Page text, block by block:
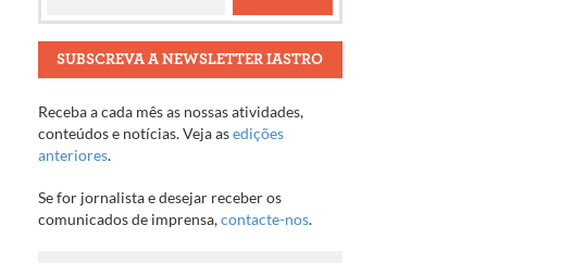
SUBSCREVA A NEWSLETTER IASTRO
Receba a cada mês as nossas atividades,
conteúdos e notícias. Veja asedições
anteriores.
Se for jornalista e desejar receber os
comunicados de imprensa,contacte-nos.